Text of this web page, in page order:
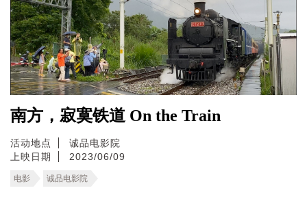
南方，寂寞铁道 On the Train
活动地点
诚品电影院
上映日期
2023/06/09
电影 诚品电影院